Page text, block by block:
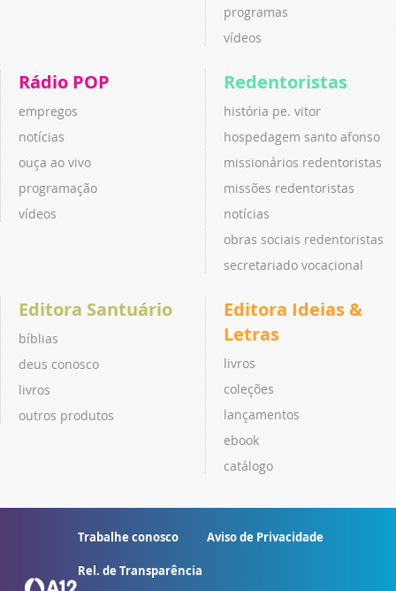
programas
vídeos
Rádio POP
empregos
notícias
ouça ao vivo
programação
vídeos
Redentoristas
história pe. vitor
hospedagem santo afonso
missionários redentoristas
missões redentoristas
notícias
obras sociais redentoristas
secretariado vocacional
Editora Santuário
bíblias
deus conosco
livros
outros produtos
Editora Ideias &
Letras
livros
coleções
lançamentos
ebook
catálogo
Trabalhe conosco Aviso de Privacidade
Rel. de Transparência